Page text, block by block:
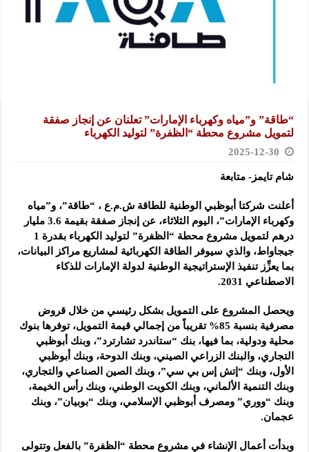
“طاقة” و”مياه وكهرباء الإمارات” تعلنان عن إنجاز صفقة
لتمويل مشروع محطة “الظفرة” لتوليد الكهرباء
2025-12-30
شام تايمز- متابعة
أعلنت شركتا أبوظبي الوطنية للطاقة ش.م.ع ، “طاقة”، و”مياه
وكهرباء الإمارات”، اليوم الثلاثاء، عن إنجاز صفقة بقيمة 3.6 مليار
درهم لتمويل مشروع محطة “الظفرة” لتوليد الكهرباء بقدرة 1
جيجاواط، والذي سيوفر الطاقة الكهربائية لمشاريع مراكز البيانات،
بما يعزِّز تنفيذ الإستراتيجية الوطنية لدولة الإمارات للذكاء
الاصطناعي 2031.
ويحصل المشروع على التمويل بشكل رئيسي من خلال قروض
مصرفية بنسبة 85% تقريباً من إجمالي قيمة التمويل، توفرها بنوك
محلية ودولية، بما فيها، بنك “ستاندرد تشارترد”، وبنك أبوظبي
التجاري، والبنك الزراعي الصيني، وبنك الدوحة، وبنك أبوظبي
الأول، وبنك “إتش إس بي سي”، وبنك الصين الصناعي والتجاري،
وبنك التنمية الألماني، وبنك الكويت الوطني، وبنك رأس الخيمة،
وبنك “ووري” ومصرف أبوظبي الإسلامي، وبنك “بوبيان”، وبنك
عجمان.
وبدأت أعمال الإنشاء في مشروع محطة “الظفرة” بالفعل وتتولى